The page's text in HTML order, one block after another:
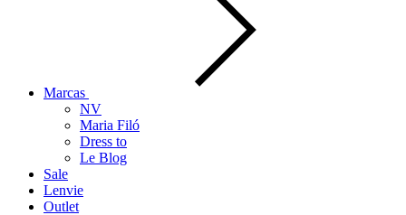
Marcas
NV
Maria Filó
Dress to
Le Blog
Sale
Lenvie
Outlet